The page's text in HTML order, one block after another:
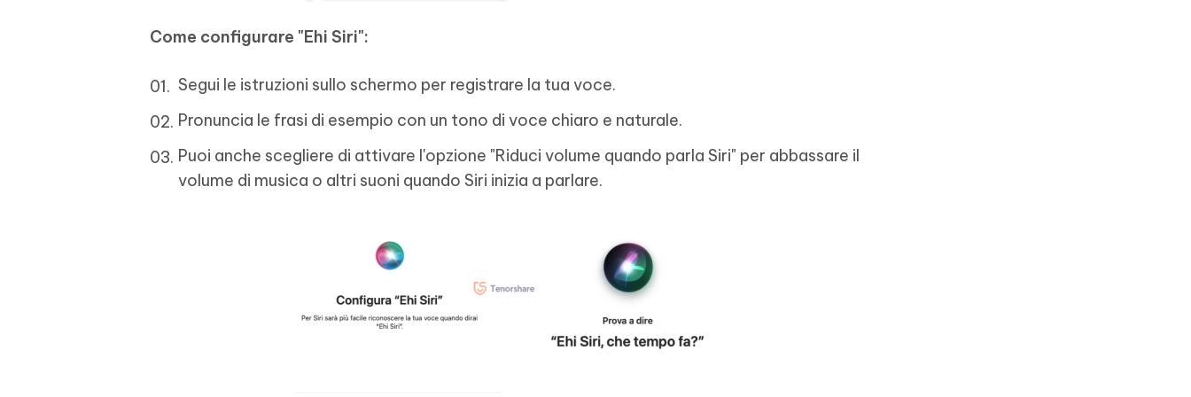
Come configurare "Ehi Siri":
Segui le istruzioni sullo schermo per registrare la tua voce.
Pronuncia le frasi di esempio con un tono di voce chiaro e naturale.
Puoi anche scegliere di attivare l'opzione "Riduci volume quando parla Siri" per abbassare il
volume di musica o altri suoni quando Siri inizia a parlare.